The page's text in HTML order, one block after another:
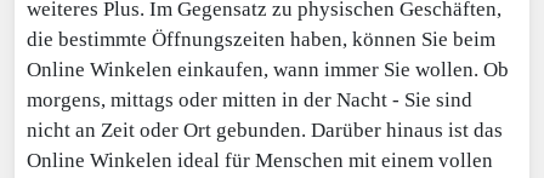
weiteres Plus. Im Gegensatz zu physischen Geschäften,
die bestimmte Öffnungszeiten haben, können Sie beim
Online Winkelen einkaufen, wann immer Sie wollen. Ob
morgens, mittags oder mitten in der Nacht - Sie sind
nicht an Zeit oder Ort gebunden. Darüber hinaus ist das
Online Winkelen ideal für Menschen mit einem vollen